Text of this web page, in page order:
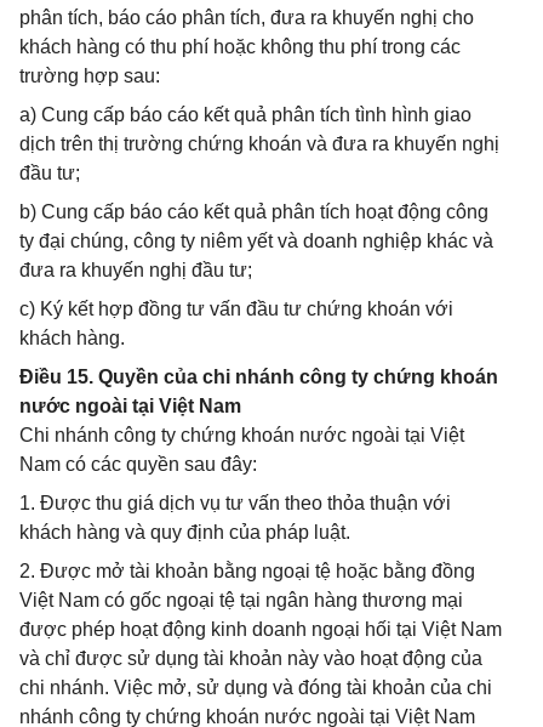
phân tích, báo cáo phân tích, đưa ra khuyến nghị cho
khách hàng có thu phí hoặc không thu phí trong các
trường hợp sau:
a) Cung cấp báo cáo kết quả phân tích tình hình giao
dịch trên thị trường chứng khoán và đưa ra khuyến nghị
đầu tư;
b) Cung cấp báo cáo kết quả phân tích hoạt động công
ty đại chúng, công ty niêm yết và doanh nghiệp khác và
đưa ra khuyến nghị đầu tư;
c) Ký kết hợp đồng tư vấn đầu tư chứng khoán với
khách hàng.
Điều 15. Quyền của chi nhánh công ty chứng khoán
nước ngoài tại Việt Nam
Chi nhánh công ty chứng khoán nước ngoài tại Việt
Nam có các quyền sau đây:
1. Được thu giá dịch vụ tư vấn theo thỏa thuận với
khách hàng và quy định của pháp luật.
2. Được mở tài khoản bằng ngoại tệ hoặc bằng đồng
Việt Nam có gốc ngoại tệ tại ngân hàng thương mại
được phép hoạt động kinh doanh ngoại hối tại Việt Nam
và chỉ được sử dụng tài khoản này vào hoạt động của
chi nhánh. Việc mở, sử dụng và đóng tài khoản của chi
nhánh công ty chứng khoán nước ngoài tại Việt Nam